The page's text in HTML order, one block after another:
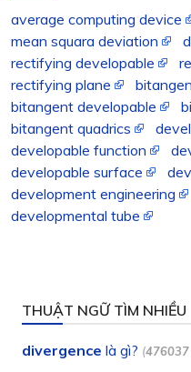
average computing device
mean squara deviation
rectifying developable
rectifying plane
bitangent developable
bitangent quadrics
developable function
developable surface
development engineering
developmental tube
THUẬT NGỮ TÌM NHIỀU
divergence là gì? (476037